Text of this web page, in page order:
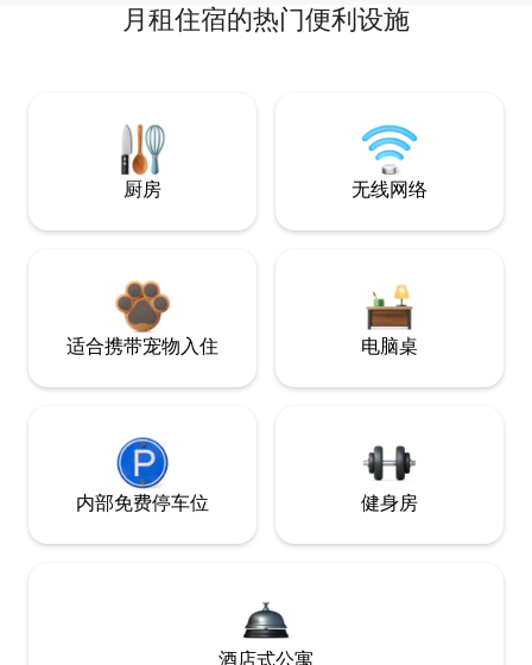
月租住宿的热门便利设施
厨房 无线网络
适合携带宠物入住 电脑桌
内部免费停车位 健身房
酒店式公寓